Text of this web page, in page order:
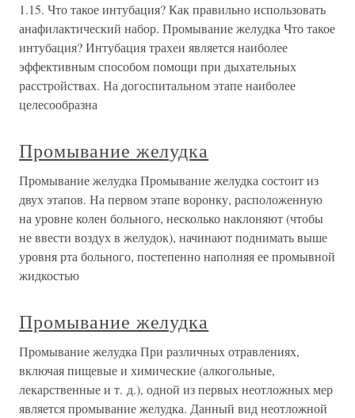
1.15. Что такое интубация? Как правильно использовать
анафилактический набор. Промывание желудка Что такое
интубация? Интубация трахеи является наиболее
эффективным способом помощи при дыхательных
расстройствах. На догоспитальном этапе наиболее
целесообразна
Промывание желудка
Промывание желудка Промывание желудка состоит из
двух этапов. На первом этапе воронку, расположенную
на уровне колен больного, несколько наклоняют (чтобы
не ввести воздух в желудок), начинают поднимать выше
уровня рта больного, постепенно наполняя ее промывной
жидкостью
Промывание желудка
Промывание желудка При различных отравлениях,
включая пищевые и химические (алкогольные,
лекарственные и т. д.), одной из первых неотложных мер
является промывание желудка. Данный вид неотложной